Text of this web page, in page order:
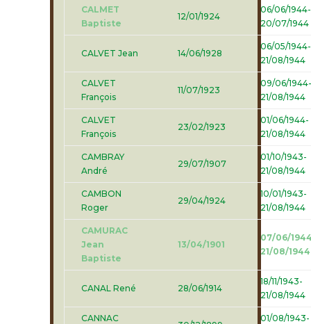
CALMET
Baptiste
12/01/1924
06/06/1944-
20/07/1944
CALVET Jean 14/06/1928
06/05/1944-
21/08/1944
CALVET
François
11/07/1923
09/06/1944-
21/08/1944
CALVET
François
23/02/1923
01/06/1944-
21/08/1944
CAMBRAY
André
29/07/1907
01/10/1943-
21/08/1944
CAMBON
Roger
29/04/1924
10/01/1943-
21/08/1944
CAMURAC
Jean
Baptiste
13/04/1901
07/06/
21/08/1944
CANAL René 28/06/1914
18/11/1943-
21/08/1944
CANNAC 01/08/1943-